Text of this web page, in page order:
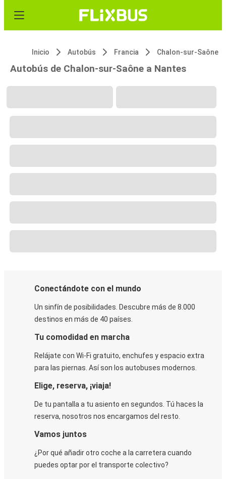
Inicio Autobús Francia Chalon-sur-Saône
Autobús de Chalon-sur-Saône a Nantes
Conectándote con el mundo
Un sinfín de posibilidades. Descubre más de 8.000
destinos en más de 40 países.
Tu comodidad en marcha
Relájate con Wi-Fi gratuito, enchufes y espacio extra
para las piernas. Así son los autobuses modernos.
Elige, reserva, ¡viaja!
De tu pantalla a tu asiento en segundos. Tú haces la
reserva, nosotros nos encargamos del resto.
Vamos juntos
¿Por qué añadir otro coche a la carretera cuando
puedes optar por el transporte colectivo?